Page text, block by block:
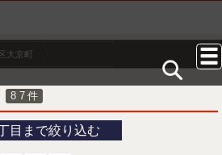
大京町
87 件
目まで絞り込む